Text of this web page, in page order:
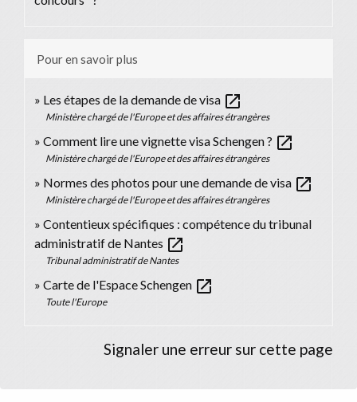
Pour en savoir plus
Les étapes de la demande de visa open_in_new
Ministère chargé de l'Europe et des affaires étrangères
Comment lire une vignette visa Schengen ? open_in_new
Ministère chargé de l'Europe et des affaires étrangères
Normes des photos pour une demande de visa open_in_new
Ministère chargé de l'Europe et des affaires étrangères
Contentieux spécifiques : compétence du tribunal
administratif de Nantes open_in_new
Tribunal administratif de Nantes
Carte de l'Espace Schengen open_in_new
Toute l'Europe
Signaler une erreur sur cette page